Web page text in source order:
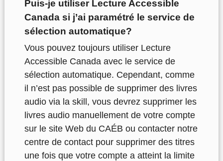
Puis-je utiliser Lecture Accessible
Canada si j’ai paramétré le service de
sélection automatique?
Vous pouvez toujours utiliser Lecture
Accessible Canada avec le service de
sélection automatique. Cependant, comme
il n’est pas possible de supprimer des livres
audio via la skill, vous devrez supprimer les
livres audio manuellement de votre compte
sur le site Web du CAÉB ou contacter notre
centre de contact pour supprimer des titres
une fois que votre compte a atteint la limite